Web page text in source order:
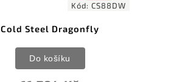
Kód: CS88DW
Cold Steel Dragonfly
Do košíku